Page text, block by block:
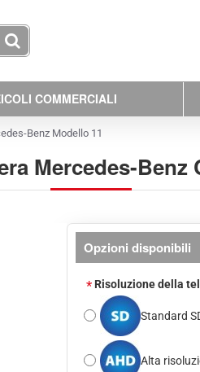
COMMERCIALI
Mercedes-Benz
Benz Modello 11
Opzioni disponibili
Risoluzione della
Standard
Alta